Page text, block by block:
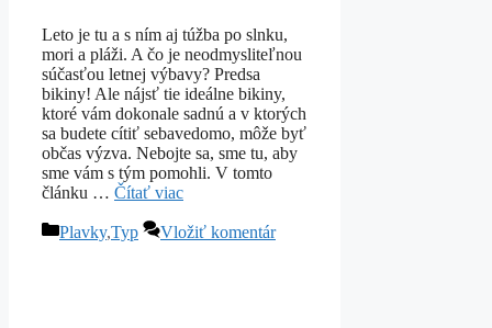
Leto je tu a s ním aj túžba po slnku,
mori a pláži. A čo je neodmysliteľnou
súčasťou letnej výbavy? Predsa
bikiny! Ale nájsť tie ideálne bikiny,
ktoré vám dokonale sadnú a v ktorých
sa budete cítiť sebavedomo, môže byť
občas výzva. Nebojte sa, sme tu, aby
sme vám s tým pomohli. V tomto
článku … Čítať viac
Kategórie
Plavky,Typ Vložiť komentár